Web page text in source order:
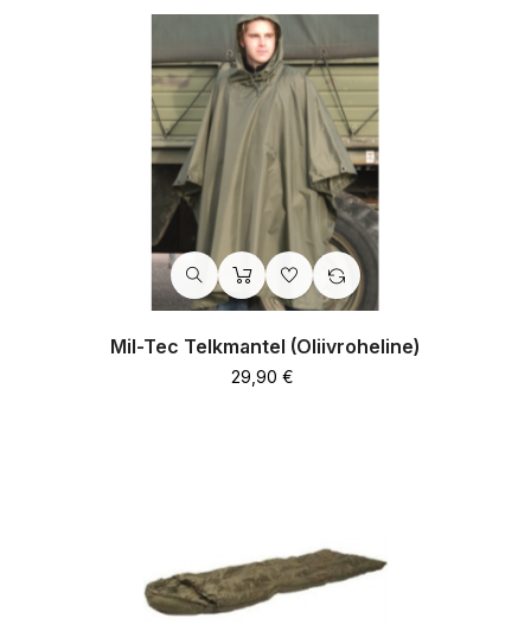
Mil-Tec Telkmantel (oliivroheline)
Hind
29,90 €